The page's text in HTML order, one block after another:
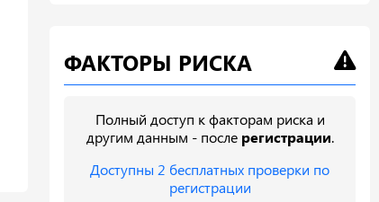
ФАКТОРЫ РИСКА
Полный доступ к факторам риска и
другим данным - после регистрации.
Доступны 2 бесплатных проверки по
регистрации